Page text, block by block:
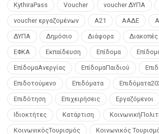
KythiraPass Voucher voucher ΔΥΠΑ
voucher εργαζομένων Α21 ΑΑΔΕ
ΔΥΠΑ Δημόσιο Διάφορα Διακοπές
ΕΦΚΑ Εκπαίδευση Επίδομα
ΕπίδομαΑνεργίας ΕπίδομαΠαιδιού
Επιδοτούμενο Επιδόματα
Επιδότηση Επιχειρήσεις Εργαζόμενοι
Ιδιοκτήτες Κατάρτιση
ΚοινωνικόςΤουρισμός Κοινωνικός